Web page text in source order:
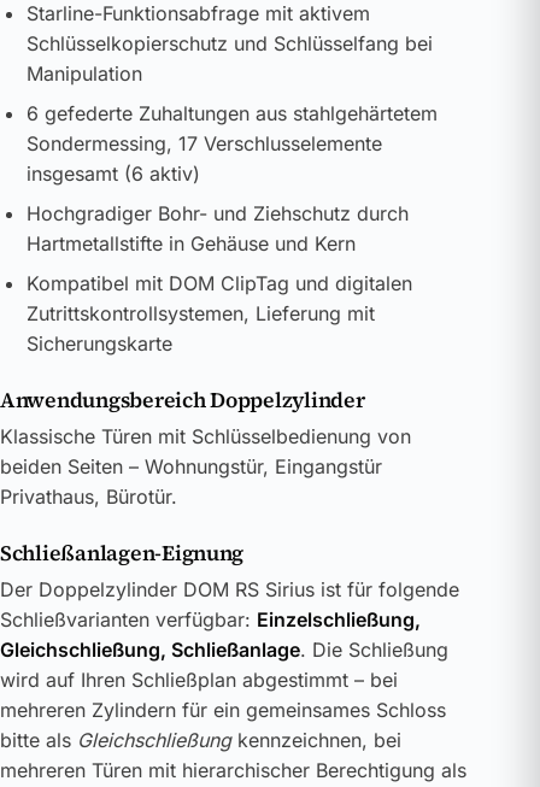
Starline-Funktionsabfrage mit aktivem
Schlüsselkopierschutz und Schlüsselfang bei
Manipulation
6 gefederte Zuhaltungen aus stahlgehärtetem
Sondermessing, 17 Verschlusselemente
insgesamt (6 aktiv)
Hochgradiger Bohr- und Ziehschutz durch
Hartmetallstifte in Gehäuse und Kern
Kompatibel mit DOM ClipTag und digitalen
Zutrittskontrollsystemen, Lieferung mit
Sicherungskarte
Anwendungsbereich Doppelzylinder
Klassische Türen mit Schlüsselbedienung von
beiden Seiten – Wohnungstür, Eingangstür
Privathaus, Bürotür.
Schließanlagen-Eignung
Der Doppelzylinder DOM RS Sirius ist für folgende
Schließvarianten verfügbar: Einzelschließung,
Gleichschließung, Schließanlage. Die Schließung
wird auf Ihren Schließplan abgestimmt – bei
mehreren Zylindern für ein gemeinsames Schloss
bitte als Gleichschließungkennzeichnen, bei
mehreren Türen mit hierarchischer Berechtigung als